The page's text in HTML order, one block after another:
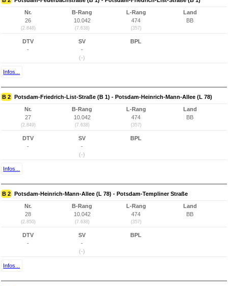
Nr.
26
(2.848)
B-Rang
10.042
(7.638)
L-Rang
474
(357)
Land
BB
DTV
-
SV
-
(-)
BPL
Infos...
B 2 Potsdam-Friedrich-List-Straße (B 1) - Potsdam-Heinrich-Mann-Allee (L 78)
Nr.
27
(2.849)
B-Rang
10.042
(7.638)
L-Rang
474
(357)
Land
BB
DTV
-
SV
-
(-)
BPL
Infos...
B 2 Potsdam-Heinrich-Mann-Allee (L 78) - Potsdam-Templiner Straße
Nr.
28
(2.850)
B-Rang
10.042
(7.638)
L-Rang
474
(357)
Land
BB
DTV
-
SV
-
(-)
BPL
Infos...